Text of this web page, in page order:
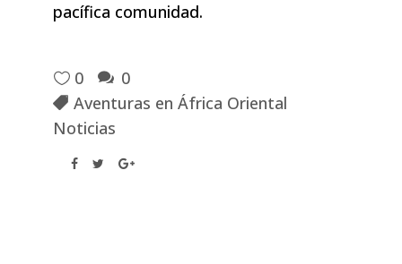
pacífica comunidad.
0
0
Aventuras en África Oriental
Noticias